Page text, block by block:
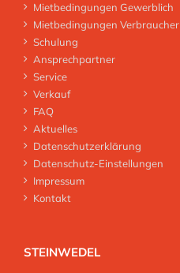
Mietbedingungen Gewerblich
Mietbedingungen Verbraucher
Schulung
Ansprechpartner
Service
Verkauf
FAQ
Aktuelles
Datenschutzerklärung
Datenschutz-Einstellungen
Impressum
Kontakt
STEINWEDEL